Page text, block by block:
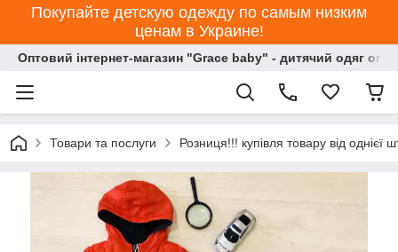
Покупайте детскую одежду по самым низким
ценам в Украине!
Оптовий інтернет-магазин "Grace baby" - дитячий одяг
Товари та послуги Розниця!!! купівля товару від однієї